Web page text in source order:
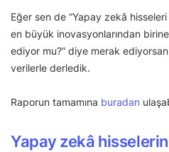
Eğer sen de “Yapay zekâ
en büyük inovasyonlarından
ediyor mu?” diye merak ediyorsan,
verilerle derledik.
Raporun tamamına buradan
Yapay zekâ